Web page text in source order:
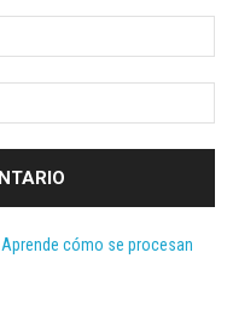
Aprende cómo se procesan